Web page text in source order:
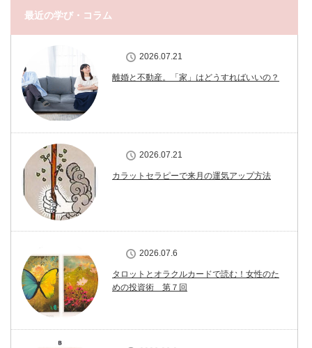
最近の学び・コラム
2026.07.21
離婚と不動産。「家」はどうすればいいの？
2026.07.21
カラットセラピーで来月の運気アップ方法
2026.07.6
タロットとオラクルカードで読む！女性のた
めの投資術 第７回